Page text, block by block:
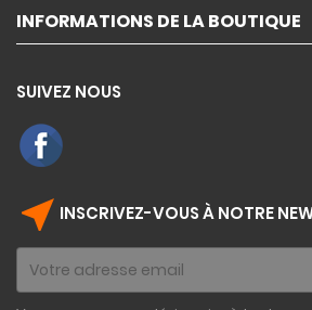
INFORMATIONS DE LA BOUTIQUE
SUIVEZ NOUS
near_me INSCRIVEZ-VOUS À NOTRE